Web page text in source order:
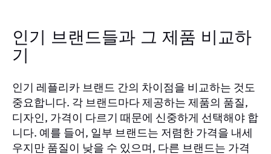
인기 브랜드들과 그 제품 비교하
기
인기 레플리카 브랜드 간의 차이점을 비교하는 것도
중요합니다. 각 브랜드마다 제공하는 제품의 품질,
디자인, 가격이 다르기 때문에 신중하게 선택해야 합
니다. 예를 들어, 일부 브랜드는 저렴한 가격을 내세
우지만 품질이 낮을 수 있으며, 다른 브랜드는 가격